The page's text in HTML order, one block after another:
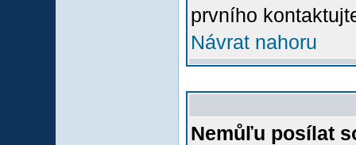
prvního
Návrat nahoru
Nemůľu posílat